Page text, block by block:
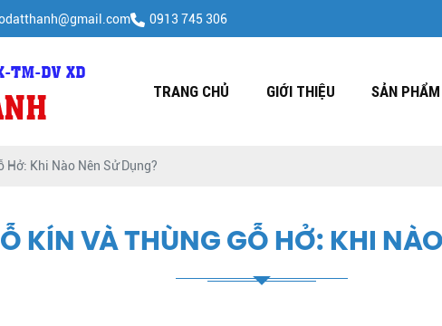
0913 745 306
TRANG CHỦ GIỚI THIỆU SẢN PHẨM
Hở: Khi Nào Nên Sử Dụng?
KÍN VÀ THÙNG GỖ HỞ: KHI